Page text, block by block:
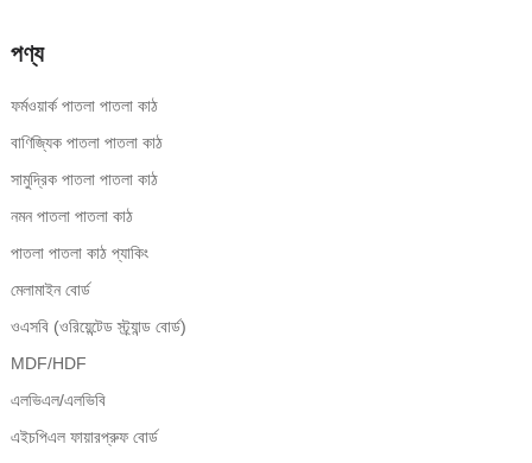
পণ্য
ফর্মওয়ার্ক পাতলা পাতলা কাঠ
বাণিজ্যিক পাতলা পাতলা কাঠ
সামুদ্রিক পাতলা পাতলা কাঠ
নমন পাতলা পাতলা কাঠ
পাতলা পাতলা কাঠ প্যাকিং
মেলামাইন বোর্ড
ওএসবি (ওরিয়েন্টেড স্ট্র্যান্ড বোর্ড)
MDF/HDF
এলভিএল/এলভিবি
এইচপিএল ফায়ারপ্রুফ বোর্ড